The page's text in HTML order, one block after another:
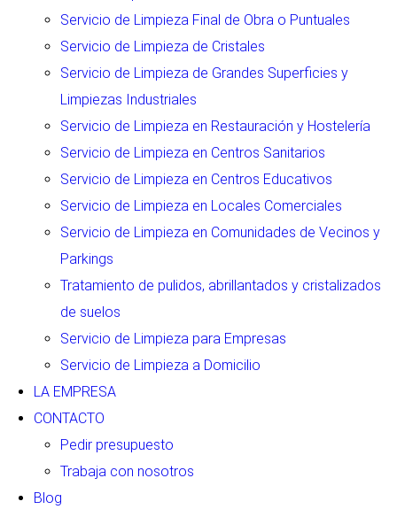
Servicio de Limpieza Final de Obra o Puntuales
Servicio de Limpieza de Cristales
Servicio de Limpieza de Grandes Superficies y
Limpiezas Industriales
Servicio de Limpieza en Restauración y Hostelería
Servicio de Limpieza en Centros Sanitarios
Servicio de Limpieza en Centros Educativos
Servicio de Limpieza en Locales Comerciales
Servicio de Limpieza en Comunidades de Vecinos y
Parkings
Tratamiento de pulidos, abrillantados y cristalizados
de suelos
Servicio de Limpieza para Empresas
Servicio de Limpieza a Domicilio
LA EMPRESA
CONTACTO
Pedir presupuesto
Trabaja con nosotros
Blog